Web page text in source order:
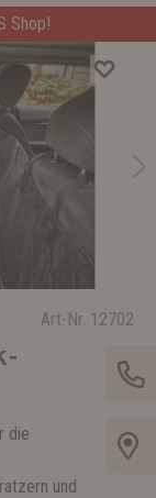
Shop!
Art-Nr. 12702
die
und